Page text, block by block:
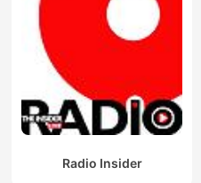
Radio Insider